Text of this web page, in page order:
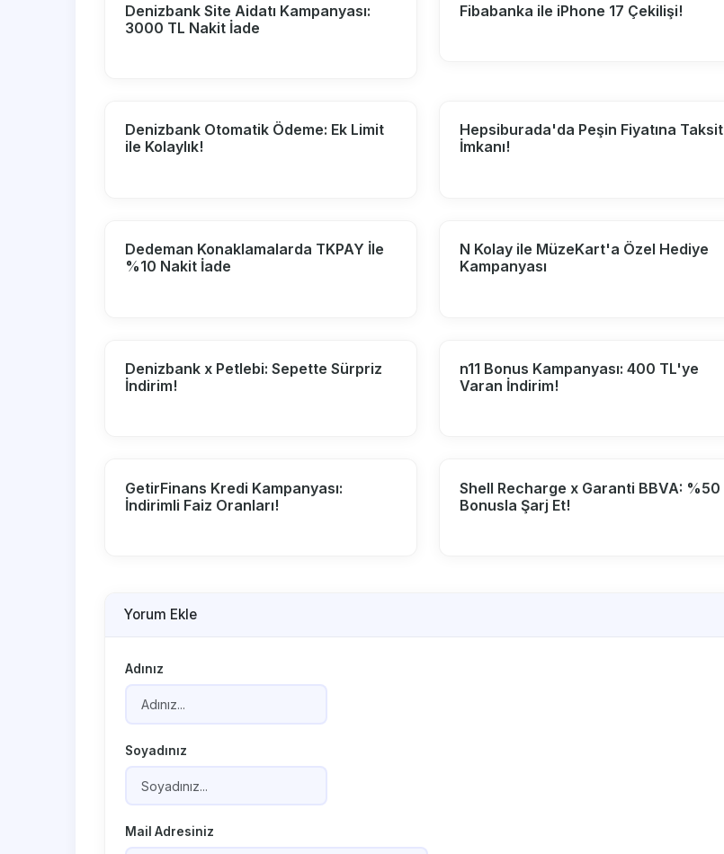
Denizbank Site Aidatı Kampanyası:
3000 TL Nakit İade
Fibabanka ile iPhone 17 Çekilişi!
Denizbank Otomatik Ödeme: Ek Limit
ile Kolaylık!
Hepsiburada'da Peşin Fiyatına Taksit
İmkanı!
Dedeman Konaklamalarda TKPAY İle
%10 Nakit İade
N Kolay ile MüzeKart'a Özel Hediye
Kampanyası
Denizbank x Petlebi: Sepette Sürpriz
İndirim!
n11 Bonus Kampanyası: 400 TL'ye
Varan İndirim!
GetirFinans Kredi Kampanyası:
İndirimli Faiz Oranları!
Shell Recharge x Garanti BBVA: %50
Bonusla Şarj Et!
Yorum Ekle
Adınız
Soyadınız
Mail Adresiniz